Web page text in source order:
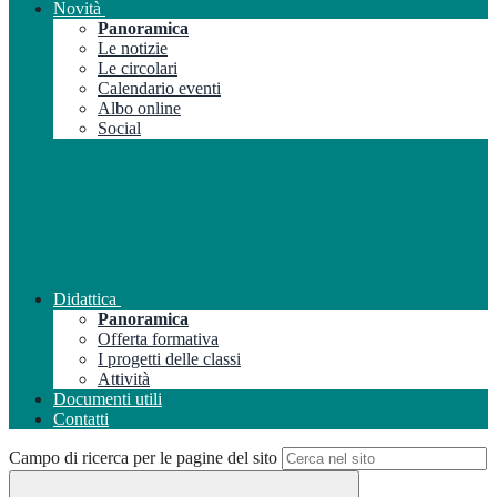
Novità
Panoramica
Le notizie
Le circolari
Calendario eventi
Albo online
Social
Didattica
Panoramica
Offerta formativa
I progetti delle classi
Attività
Documenti utili
Contatti
Campo di ricerca per le pagine del sito